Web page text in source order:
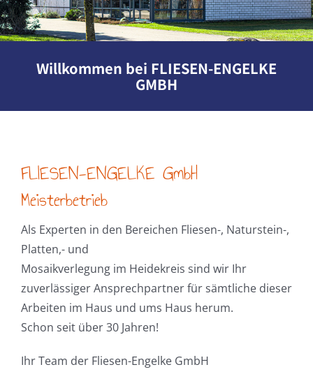
Jobs & Karriere
Das meistern wir
Referenzen
Willkommen bei FLIESEN-ENGELKE
GMBH
FLIESEN-ENGELKE GmbH
Meisterbetrieb
Als Experten in den Bereichen Fliesen-, Naturstein-,
Platten,- und
Mosaik­ver­le­gung im Heidekreis sind wir Ihr
zuverlässiger An­sprech­partner für sämtliche dieser
Arbeiten im Haus und ums Haus herum.
Schon seit über 30 Jahren!
Ihr Team der Fliesen-Engelke GmbH